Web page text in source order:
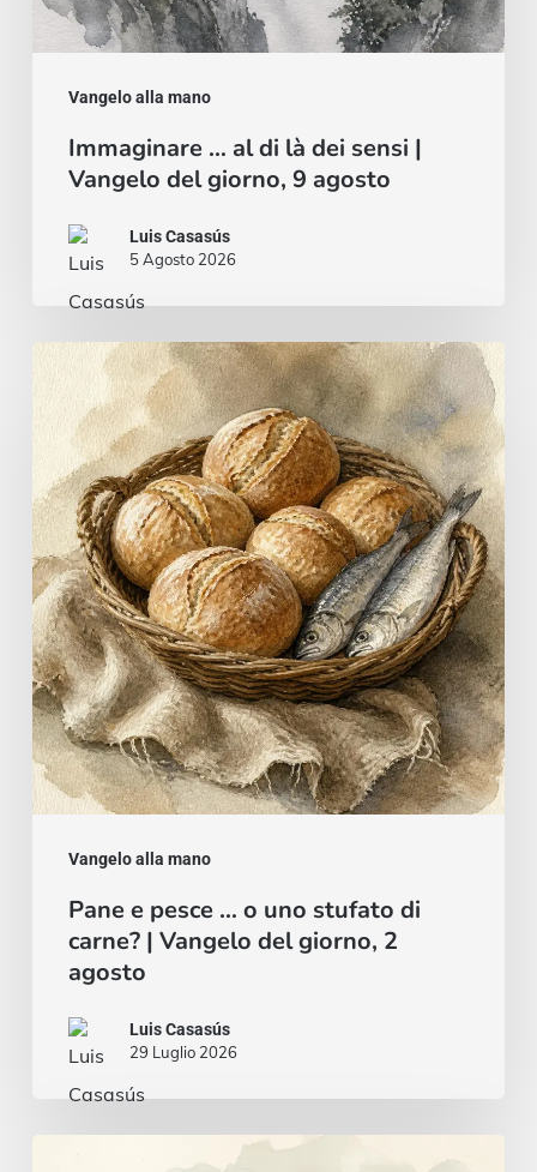
Vangelo alla mano
agosto
Immaginare … al di là dei sensi |
Vangelo del giorno, 9 agosto
Luis Casasús
5 Agosto 2026
Vangelo alla mano
Pane
pesce
o
uno
stufato
di
carne?
|
Vangelo
del
giorno,
agostoPane e pesce … o uno stufato di
carne? | Vangelo del giorno, 2
agosto
Luis Casasús
29 Luglio 2026